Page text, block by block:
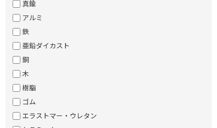
真鍮
アルミ
鉄
亜鉛ダイカスト
銅
木
樹脂
ゴム
エラストマー・ウレタン